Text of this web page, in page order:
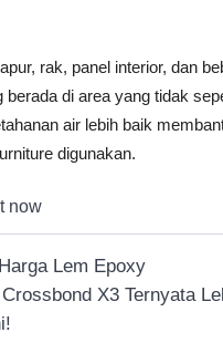
rak, panel interior, dan
berada di area yang tidak
air lebih baik
digunakan.
now
Lem Epoxy
X3 Ternyata